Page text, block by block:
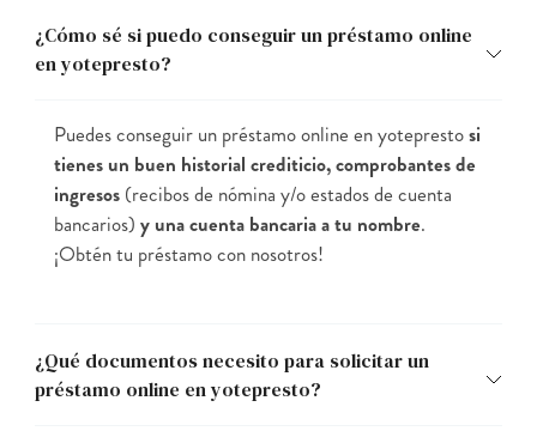
¿Cómo sé si puedo conseguir un préstamo online
en yotepresto?
Puedes conseguir un préstamo online en yoteprestosi
tienes un buen historial crediticio, comprobantes de
ingresos(recibos de nómina y/o estados de cuenta
bancarios) y una cuenta bancaria a tu nombre.
¡Obtén tu préstamo con nosotros!
¿Qué documentos necesito para solicitar un
préstamo online en yotepresto?